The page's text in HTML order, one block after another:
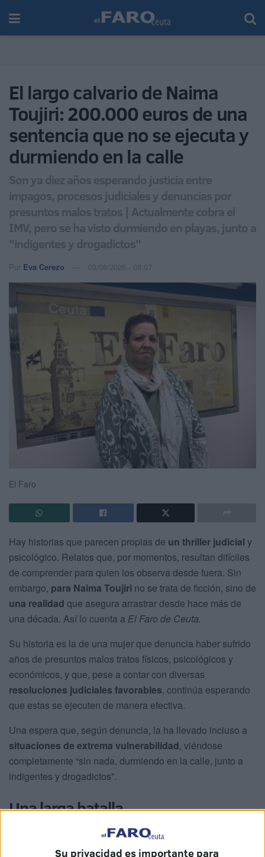
Su privacidad es importante para
El largo calvario de Naima
Toujiri: 200.000 euros de una
sentencia que no se ejecuta y
durmiendo en la calle
Son ya diez años esperando justicia entre
impagos, procesos judiciales y denuncias por
presuntos malos tratos | Actualmente cobra el
IMV, pero se ha visto durmiendo en playas, junto a
"indigentes y drogadictos"
Por Eva Cerezo 03/06/2026 - 08:07
El Faro
Hay historias que parecen propias de un thriller judicial y
psicológico. Relatos que, por momentos, resultan difíciles
de comprender para quien los observa desde fuera. Sin
embargo, para Naima Toujiri no se trata de ficción, sino de
una realidad que asegura arrastrar desde hace más de
una década. Así lo cuenta a El Faro de Ceuta.
Su historia es la de una mujer que denuncia haber sufrido
años de presuntos malos tratos físicos, psicológicos y
económicos, y que, pese a contar con diversas
resoluciones judiciales favorables, continúa esperando
que estas se ejecuten de manera efectiva.
Una espera que, según denuncia, la ha llevado incluso a
situaciones de extrema vulnerabilidad, viéndose
completamente “sin nada, durmiendo en la calle, junto a
indigentes y drogadictos”.
Una larga batalla
Naima Toujiri denunció en 2016 a quien hoy es su
exmarido. Fue entonces cuando decidió acudir a los